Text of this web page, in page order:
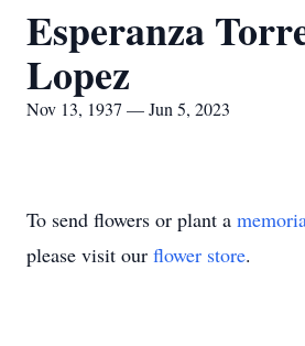
Esperanza
Lopez
Nov 13, 1937 — Jun 5, 2023
To send flowers or plant a
please visit our flower store.